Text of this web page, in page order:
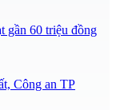
gần 60 triệu đồng
Công an TP